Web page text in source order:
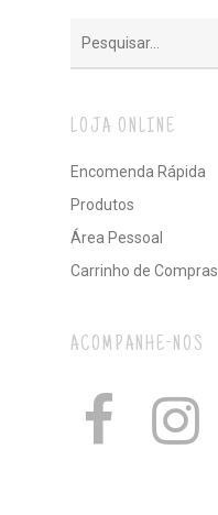
LOJA ONLINE
Encomenda Rápida
Produtos
Área Pessoal
Carrinho de Compras
ACOMPANHE-NOS